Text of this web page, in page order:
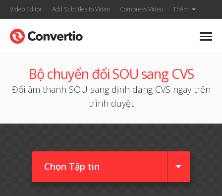
Video Editor Add Subtitles to Video Compress Video Thêm
Bộ chuyển đổi SOU sang CVS
Đổi âm thanh SOU sang định dạng CVS ngay trên
trình duyệt
Chọn Tập tin